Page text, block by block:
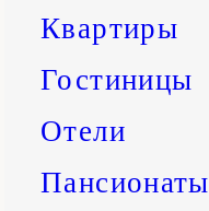
Квартиры
Гостиницы
Отели
Пансионаты